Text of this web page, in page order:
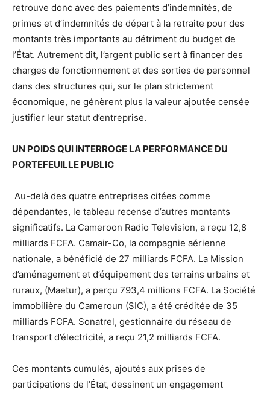
retrouve donc avec des paiements d’indemnités, de
primes et d’indemnités de départ à la retraite pour des
montants très importants au détriment du budget de
l’État. Autrement dit, l’argent public sert à financer des
charges de fonctionnement et des sorties de personnel
dans des structures qui, sur le plan strictement
économique, ne génèrent plus la valeur ajoutée censée
justifier leur statut d’entreprise.
UN POIDS QUI INTERROGE LA PERFORMANCE DU
PORTEFEUILLE PUBLIC
Au-delà des quatre entreprises citées comme
dépendantes, le tableau recense d’autres montants
significatifs. La Cameroon Radio Television, a reçu 12,8
milliards FCFA. Camair-Co, la compagnie aérienne
nationale, a bénéficié de 27 milliards FCFA. La Mission
d’aménagement et d’équipement des terrains urbains et
ruraux, (Maetur), a perçu 793,4 millions FCFA. La Société
immobilière du Cameroun (SIC), a été créditée de 35
milliards FCFA. Sonatrel, gestionnaire du réseau de
transport d’électricité, a reçu 21,2 milliards FCFA.
Ces montants cumulés, ajoutés aux prises de
participations de l’État, dessinent un engagement